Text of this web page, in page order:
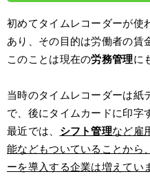
初めてタイムレコーダーが使
あり、その目的は労働者の賃
このことは現在の労務管理に
当時のタイムレコーダーは紙
で、後にタイムカードに印字
最近では、 シフト管理など雇
能などもついていることから
ーを導入する企業は増えてい